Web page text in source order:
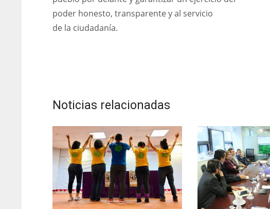
poder honesto, transparente y al servicio
de la ciudadanía.
Noticias relacionadas